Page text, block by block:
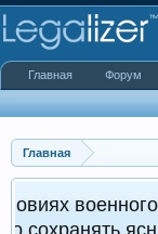
Главная
положения в
ум и
Главная Форум